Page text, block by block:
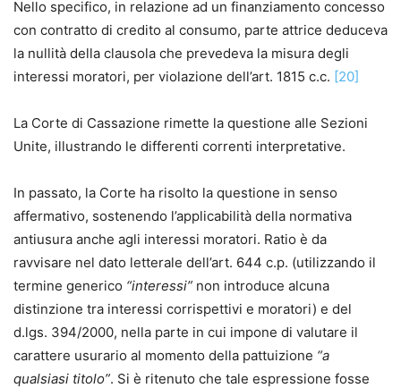
Nello specifico, in relazione ad un finanziamento concesso
con contratto di credito al consumo, parte attrice deduceva
la nullità della clausola che prevedeva la misura degli
interessi moratori, per violazione dell’art. 1815 c.c. [20]
La Corte di Cassazione rimette la questione alle Sezioni
Unite, illustrando le differenti correnti interpretative.
In passato, la Corte ha risolto la questione in senso
affermativo, sostenendo l’applicabilità della normativa
antiusura anche agli interessi moratori. Ratio è da
ravvisare nel dato letterale dell’art. 644 c.p. (utilizzando il
termine generico “interessi” non introduce alcuna
distinzione tra interessi corrispettivi e moratori) e del
d.lgs. 394/2000, nella parte in cui impone di valutare il
carattere usurario al momento della pattuizione “a
qualsiasi titolo”. Si è ritenuto che tale espressione fosse